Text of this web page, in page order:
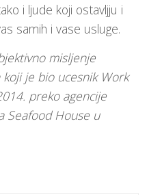
i ljude koji ostavljju i
samih i vase usluge.
misljenje
je bio ucesnik Work
preko agencije
Seafood House u